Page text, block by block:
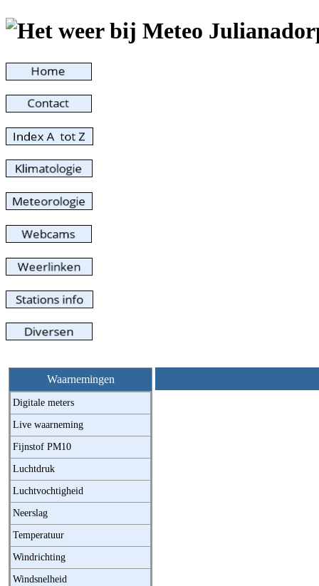
Waarnemingen
Digitale meters
Live waarneming
Fijnstof PM10
Luchtdruk
Luchtvochtigheid
Neerslag
Temperatuur
Windrichting
Windsnelheid